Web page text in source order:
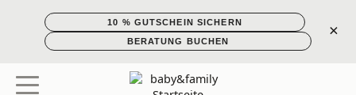
10 % GUTSCHEIN SICHERN
BERATUNG BUCHEN
×